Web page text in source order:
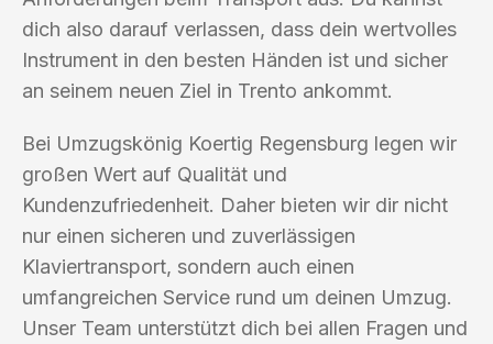
dich also darauf verlassen, dass dein wertvolles
Instrument in den besten Händen ist und sicher
an seinem neuen Ziel in Trento ankommt.
Bei Umzugskönig Koertig Regensburg legen wir
großen Wert auf Qualität und
Kundenzufriedenheit. Daher bieten wir dir nicht
nur einen sicheren und zuverlässigen
Klaviertransport, sondern auch einen
umfangreichen Service rund um deinen Umzug.
Unser Team unterstützt dich bei allen Fragen und